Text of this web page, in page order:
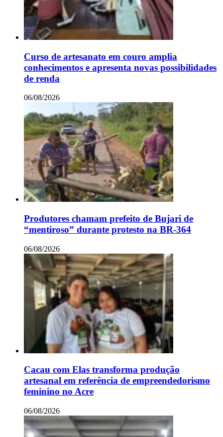
Curso de artesanato em couro amplia
conhecimentos e apresenta novas possibilidades
de renda
06/08/2026
Produtores chamam prefeito de Bujari de
“mentiroso” durante protesto na BR-364
06/08/2026
Cacau com Elas transforma produção
artesanal em referência de empreendedorismo
feminino no Acre
06/08/2026